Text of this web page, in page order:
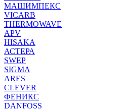
МАШИМПЕКС
VICARB
THERMOWAVE
APV
HISAKA
АСТЕРА
SWEP
SIGMA
ARES
CLEVER
ФЕНИКС
DANFOSS